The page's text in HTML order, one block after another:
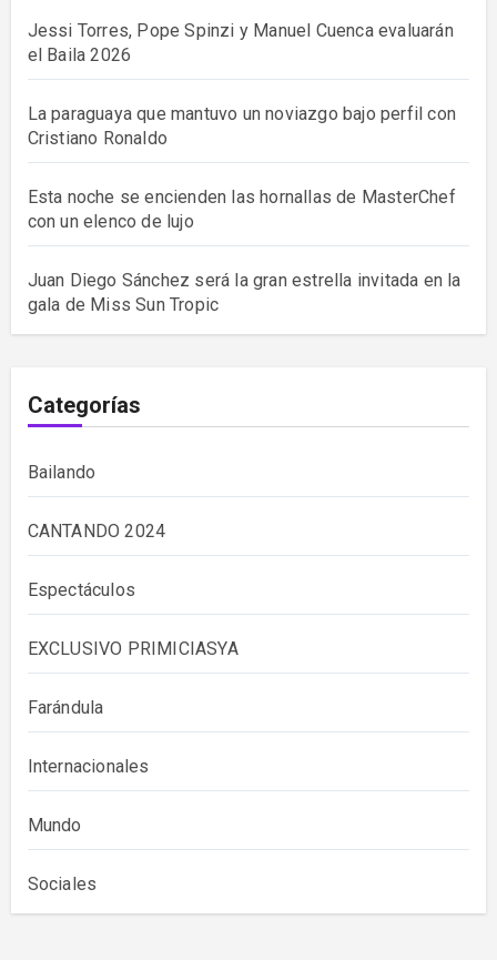
Jessi Torres, Pope Spinzi y Manuel Cuenca evaluarán
el Baila 2026
La paraguaya que mantuvo un noviazgo bajo perfil con
Cristiano Ronaldo
Esta noche se encienden las hornallas de MasterChef
con un elenco de lujo
Juan Diego Sánchez será la gran estrella invitada en la
gala de Miss Sun Tropic
Categorías
Bailando
CANTANDO 2024
Espectáculos
EXCLUSIVO PRIMICIASYA
Farándula
Internacionales
Mundo
Sociales